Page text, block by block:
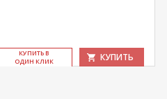
КУ­ПИТЬ В
ОДИН КЛИК
КУПИТЬ